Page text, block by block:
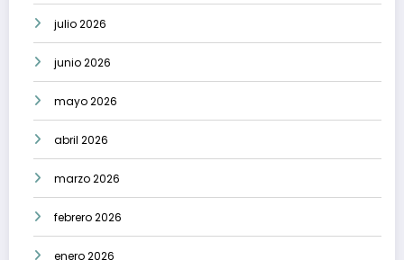
julio 2026
junio 2026
mayo 2026
abril 2026
marzo 2026
febrero 2026
enero 2026